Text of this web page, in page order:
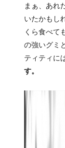
まぁ、あれ
いたかもし
くら食べて
の強いグミ
ティティに
す。